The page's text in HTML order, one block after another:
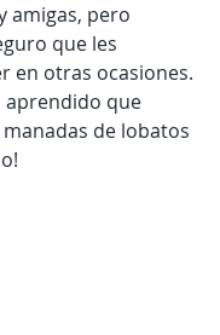
amigas, pero
que les
en otras ocasiones.
aprendido que
de lobatos